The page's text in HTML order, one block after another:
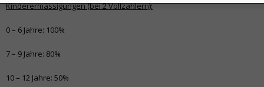
Kinderermässigungen (bei 2 Vollzahlern):
0 – 6 Jahre: 100%
7 – 9 Jahre: 80%
10 – 12 Jahre: 50%